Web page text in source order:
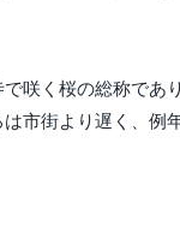
咲く桜の総称で
市街より遅く、